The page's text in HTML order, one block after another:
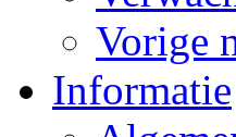
Vorige
Informatie